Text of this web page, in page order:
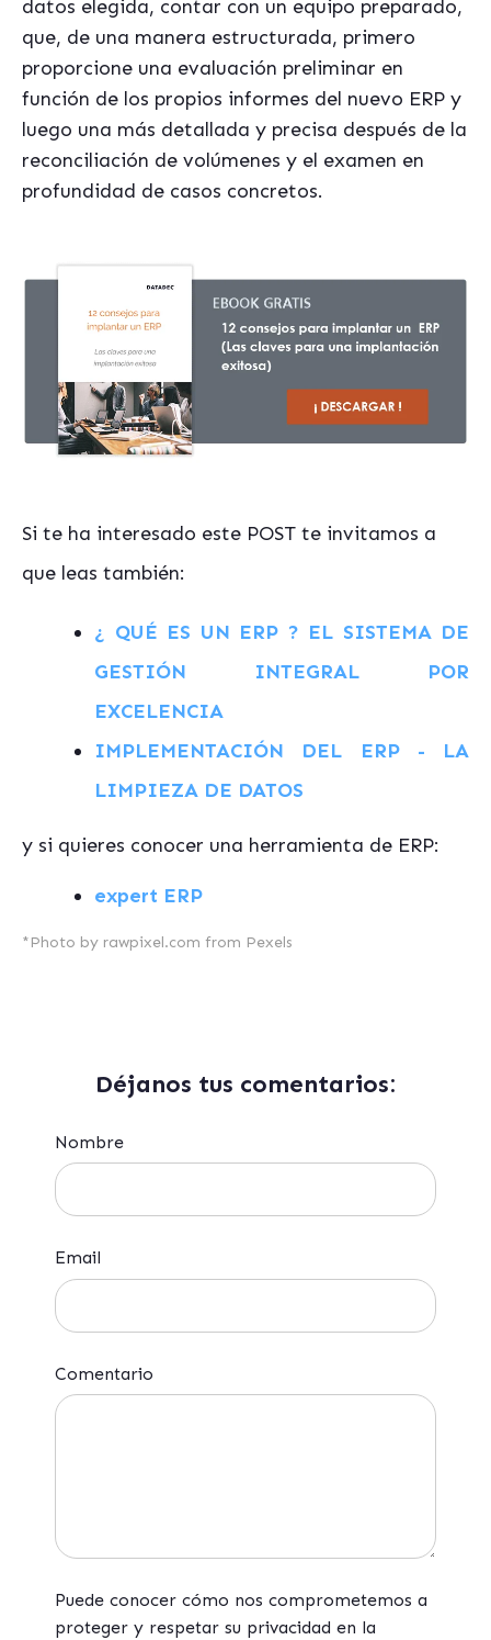
datos elegida, contar con un equipo preparado,
que, de una manera estructurada, primero
proporcione una evaluación preliminar en
función de los propios informes del nuevo ERP y
luego una más detallada y precisa después de la
reconciliación de volúmenes y el examen en
profundidad de casos concretos.
Si te ha interesado este POST te invitamos a
que leas también:
¿ QUÉ ES UN ERP ? EL SISTEMA DE
GESTIÓN INTEGRAL POR
EXCELENCIA
IMPLEMENTACIÓN DEL ERP - LA
LIMPIEZA DE DATOS
y si quieres conocer una herramienta de ERP:
expert ERP
*Photo by rawpixel.com from Pexels
Déjanos tus comentarios:
Nombre
Email
Comentario
Puede conocer cómo nos comprometemos a
proteger y respetar su privacidad en la